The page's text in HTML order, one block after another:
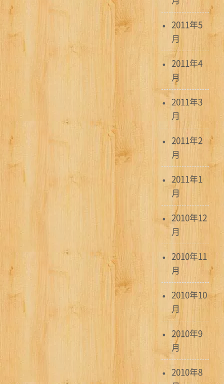
2011年5
月
2011年4
月
2011年3
月
2011年2
月
2011年1
月
2010年12
月
2010年11
月
2010年10
月
2010年9
月
2010年8